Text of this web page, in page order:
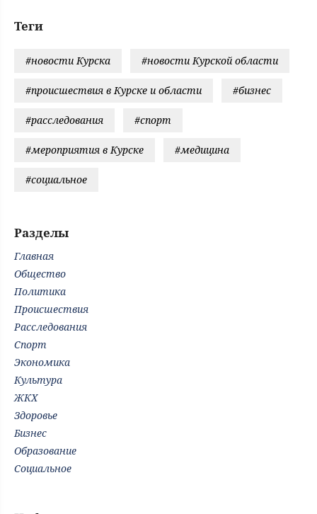
Теги
#новости Курска #новости Курской области
#происшествия в Курске и области #бизнес
#расследования #спорт
#мероприятия в Курске #медицина
#социальное
Разделы
Главная
Общество
Политика
Происшествия
Расследования
Спорт
Экономика
Культура
ЖКХ
Здоровье
Бизнес
Образование
Социальное